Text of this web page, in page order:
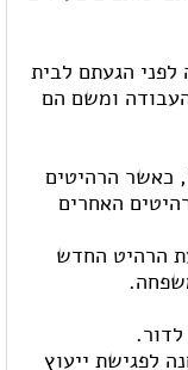
לפני הגעתם לבית
ומשם הם
כאשר הרהיטים
האחרים
הרהיט החדש
לפגישת ייעוץ